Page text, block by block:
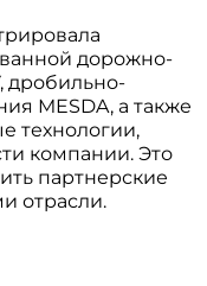
дорожно-
дробильно-
MESDA, а также
технологии,
компании. Это
партнерские
отрасли.